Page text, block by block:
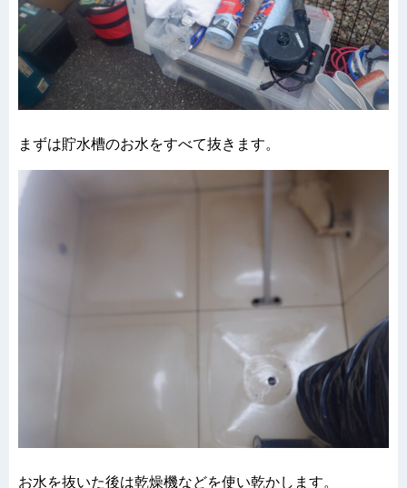
まずは貯水槽のお水をすべて抜きます。
お水を抜いた後は乾燥機などを使い乾かします。